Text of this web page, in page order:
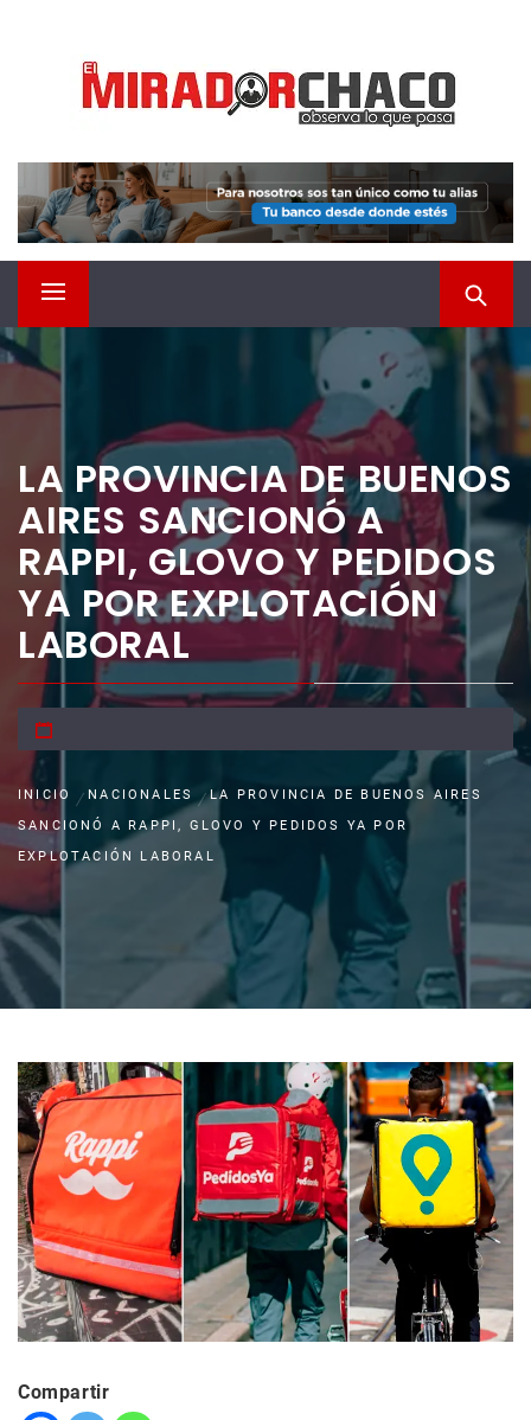
contenido
EL MIRADOR CHACO
Observá lo que pasa
Menú
LA PROVINCIA DE BUENOS
AIRES SANCIONÓ A
RAPPI, GLOVO Y PEDIDOS
YA POR EXPLOTACIÓN
LABORAL
INICIO NACIONALES
LA PROVINCIA DE BUENOS AIRES
SANCIONÓ A RAPPI, GLOVO Y PEDIDOS YA POR
EXPLOTACIÓN LABORAL
Compartir